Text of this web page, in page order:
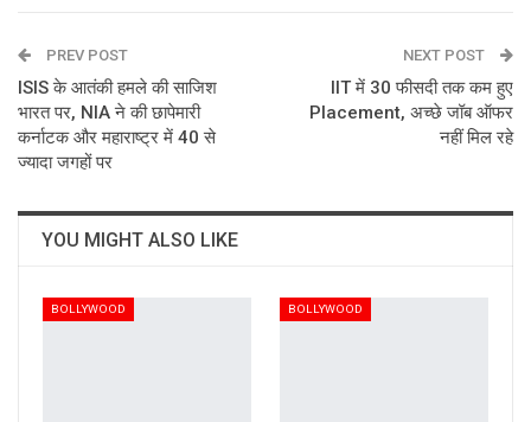
Email
PREV POST
ISIS के आतंकी हमले की साजिश
भारत पर, NIA ने की छापेमारी
कर्नाटक और महाराष्ट्र में 40 से
ज्यादा जगहों पर
NEXT POST
IIT में 30 फीसदी तक कम हुए
Placement, अच्छे जॉब ऑफर
नहीं मिल रहे
YOU MIGHT ALSO LIKE
BOLLYWOOD BOLLYWOOD